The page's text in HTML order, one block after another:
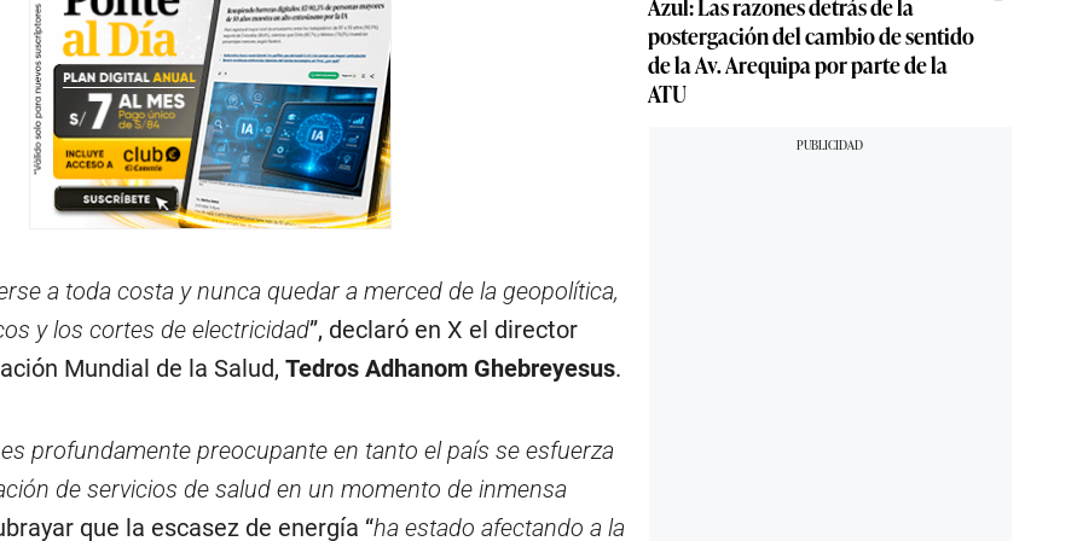
a toda costa y nunca quedar a merced de la geopolítica,
y los cortes de electricidad”, declaró en X el director
Mundial de la Salud, Tedros Adhanom Ghebreyesus.
profundamente preocupante en tanto el país se esfuerza
de servicios de salud en un momento de inmensa
que la escasez de energía “ha estado afectando a la
postergación del cambio de sentido
de la Av. Arequipa por parte de la
ATU